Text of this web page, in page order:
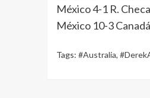
México 4-1 R. Checa
México 10-3 Canadá
Tags: #Australia,